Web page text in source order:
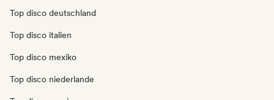
Top disco deutschland
Top disco italien
Top disco mexiko
Top disco niederlande